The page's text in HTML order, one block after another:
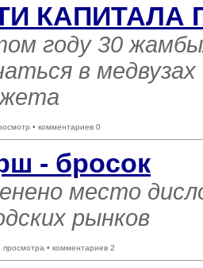
КАПИТАЛА
году 30
в
• комментариев 0
­- бросок
место
рынков
просмотра • комментариев 2